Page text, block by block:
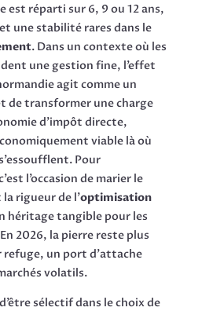
est réparti sur 6, 9 ou 12 ans,
une stabilité rares dans le
. Dans un contexte où les
une gestion fine, l’effet
agit comme un
de transformer une charge
d’impôt directe,
viable là où
Pour
l’occasion de marier le
rigueur de l’optimisation
héritage tangible pour les
2026, la pierre reste plus
refuge, un port d’attache
volatils.
sélectif dans le choix de